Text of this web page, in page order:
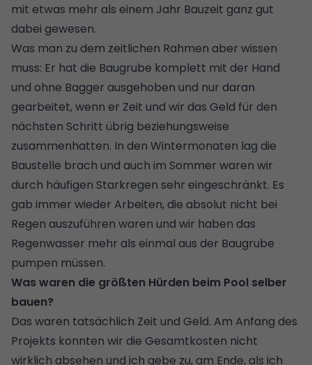
mit etwas mehr als einem Jahr Bauzeit ganz gut
dabei gewesen.
Was man zu dem zeitlichen Rahmen aber wissen
muss: Er hat die Baugrube komplett mit der Hand
und ohne Bagger ausgehoben und nur daran
gearbeitet, wenn er Zeit und wir das Geld für den
nächsten Schritt übrig beziehungsweise
zusammenhatten. In den Wintermonaten lag die
Baustelle brach und auch im Sommer waren wir
durch häufigen Starkregen sehr eingeschränkt. Es
gab immer wieder Arbeiten, die absolut nicht bei
Regen auszuführen waren und wir haben das
Regenwasser mehr als einmal aus der Baugrube
pumpen müssen.
Was waren die größten Hürden beim Pool selber
bauen?
Das waren tatsächlich Zeit und Geld. Am Anfang des
Projekts konnten wir die Gesamtkosten nicht
wirklich absehen und ich gebe zu, am Ende, als ich